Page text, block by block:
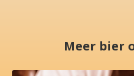
Meer bier